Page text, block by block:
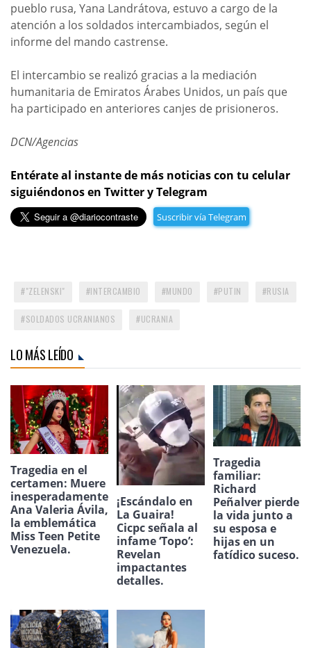
pueblo rusa, Yana Landrátova, estuvo a cargo de la
atención a los soldados intercambiados, según el
informe del mando castrense.
El intercambio se realizó gracias a la mediación
humanitaria de Emiratos Árabes Unidos, un país que
ha participado en anteriores canjes de prisioneros.
DCN/Agencias
Entérate al instante de más noticias con tu celular
siguiéndonos en Twitter y Telegram
Suscribir vía Telegram
"ZELENSKI" INTERCAMBIO MUNDO PUTIN RUSIA
SOLDADOS UCRANIANOS UCRANIA
LO MÁS LEÍDO
Tragedia en el
certamen: Muere
inesperadamente
Ana Valeria Ávila,
la emblemática
Miss Teen Petite
Venezuela.
¡Escándalo en
La Guaira!
Cicpc señala al
infame ‘Topo’:
Revelan
impactantes
detalles.
Tragedia
familiar:
Richard
Peñalver pierde
la vida junto a
su esposa e
hijas en un
fatídico suceso.